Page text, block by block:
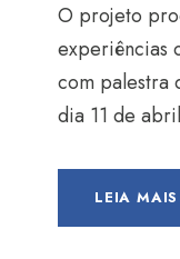
O projeto
experiências
com palestra
dia 11 de
LEIA MAIS